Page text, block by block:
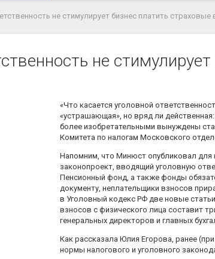
не стимулирует бизнес платить страховые
не
«Что касается уголовной
«устрашающая», но вряд ли
более изобретательными вынуждены
Комитета по налогам Московского
Напомним, что Минюст опубликовал для
законопроект, вводящий уголовную
Пенсионный фонд, а также фонды
документу, неплательщики взносов
в Уголовный кодекс РФ две новые
взносов с физического лица составит
генеральных директоров и главных
Как рассказала Юлия Егорова, ранее
нормы налогового и уголовного